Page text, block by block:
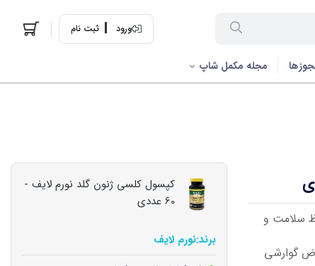
ورود ثبت نام
مجله مکمل شاپ
سلامت و
گوارشی
کپسول کلسی ژنون گلد نورم لایف -
60 عددی
برند:نورم لایف